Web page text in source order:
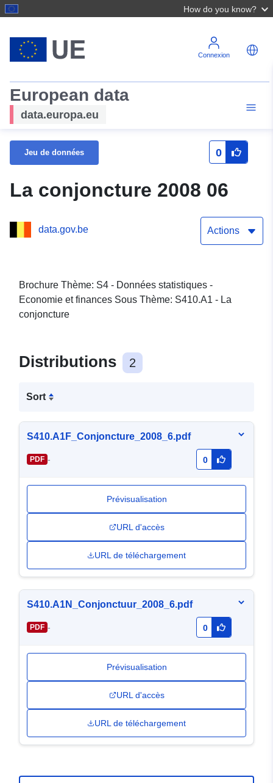
How do you know?
Connexion
European data
data.europa.eu
Jeu de données 0
La conjoncture 2008 06
data.gov.be Actions
Brochure Thème: S4 - Données statistiques -
Economie et finances Sous Thème: S410.A1 - La
conjoncture
Distributions 2
Sort
S410.A1F_Conjoncture_2008_6.pdf
PDF - 0
Prévisualisation
URL d'accès
URL de téléchargement
S410.A1N_Conjonctuur_2008_6.pdf
PDF - 0
Prévisualisation
URL d'accès
URL de téléchargement